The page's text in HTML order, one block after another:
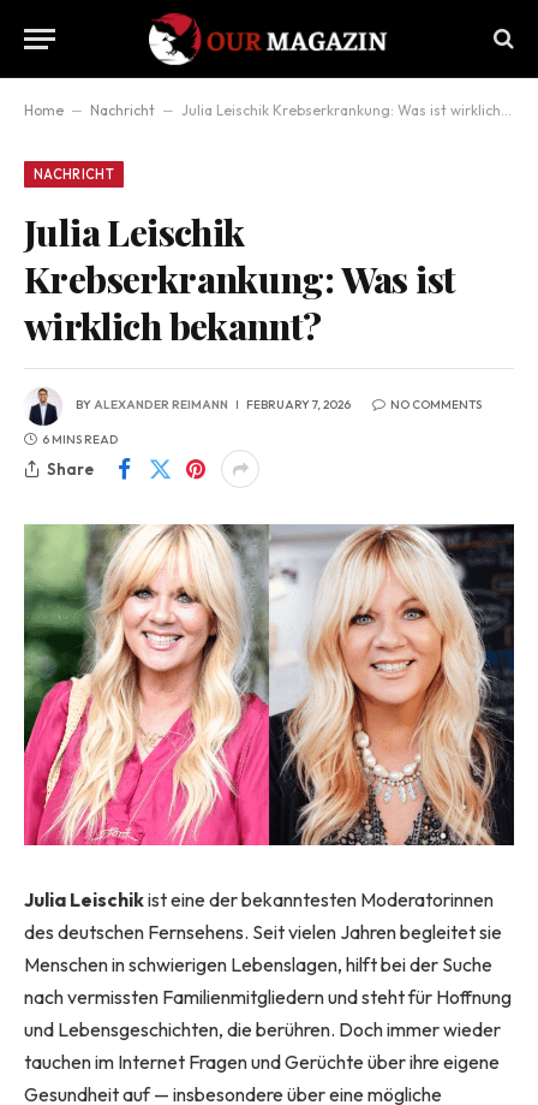
Home – Nachricht – Julia Leischik Krebserkrankung: Was ist wirklich bekannt?
NACHRICHT
Julia Leischik
Krebserkrankung: Was ist
wirklich bekannt?
BYALEXANDER REIMANN FEBRUARY 7, 2026 NO COMMENTS
6 MINS READ
Share
Julia Leischikist eine der bekanntesten Moderatorinnen
des deutschen Fernsehens. Seit vielen Jahren begleitet sie
Menschen in schwierigen Lebenslagen, hilft bei der Suche
nach vermissten Familienmitgliedern und steht für Hoffnung
und Lebensgeschichten, die berühren. Doch immer wieder
tauchen im Internet Fragen und Gerüchte über ihre eigene
Gesundheit auf — insbesondere über eine mögliche